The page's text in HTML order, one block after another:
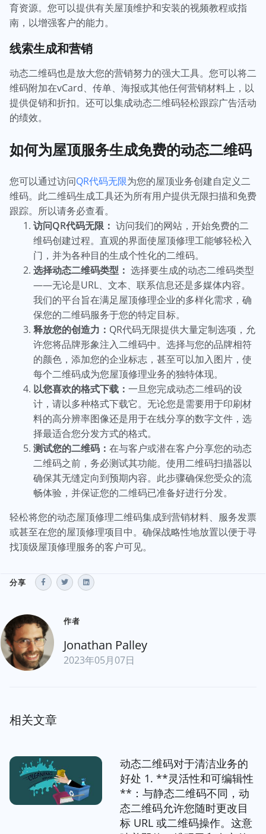
育资源。您可以提供有关屋顶维护和安装的视频教程或指
南，以增强客户的能力。
线索生成和营销
动态二维码也是放大您的营销努力的强大工具。您可以将二
维码附加在vCard、传单、海报或其他任何营销材料上，以
提供促销和折扣。还可以集成动态二维码轻松跟踪广告活动
的绩效。
如何为屋顶服务生成免费的动态二维码
您可以通过访问QR代码无限为您的屋顶业务创建自定义二
维码。此二维码生成工具还为所有用户提供无限扫描和免费
跟踪。所以请务必查看。
访问QR代码无限： 访问我们的网站，开始免费的二
维码创建过程。直观的界面使屋顶修理工能够轻松入
门，并为各种目的生成个性化的二维码。
选择动态二维码类型： 选择要生成的动态二维码类型
——无论是URL、文本、联系信息还是多媒体内容。
我们的平台旨在满足屋顶修理企业的多样化需求，确
保您的二维码服务于您的特定目标。
释放您的创造力： QR代码无限提供大量定制选项，允
许您将品牌形象注入二维码中。选择与您的品牌相符
的颜色，添加您的企业标志，甚至可以加入图片，使
每个二维码成为您屋顶修理业务的独特体现。
以您喜欢的格式下载： 一旦您完成动态二维码的设
计，请以多种格式下载它。无论您是需要用于印刷材
料的高分辨率图像还是用于在线分享的数字文件，选
择最适合您分发方式的格式。
测试您的二维码： 在与客户或潜在客户分享您的动态
二维码之前，务必测试其功能。使用二维码扫描器以
确保其无缝定向到预期内容。此步骤确保您受众的流
畅体验，并保证您的二维码已准备好进行分发。
轻松将您的动态屋顶修理二维码集成到营销材料、服务发票
或甚至在您的屋顶修理项目中。确保战略性地放置以便于寻
找顶级屋顶修理服务的客户可见。
分享
作者
Jonathan Palley
2023年05月07日
相关文章
动态二维码对于清洁业务的
好处 1. **灵活性和可编辑性
**：与静态二维码不同，动
态二维码允许您随时更改目
标 URL 或二维码操作。这意